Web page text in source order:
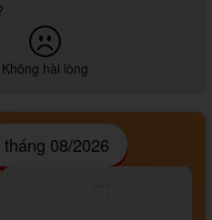
Không hài lòng
08/2026